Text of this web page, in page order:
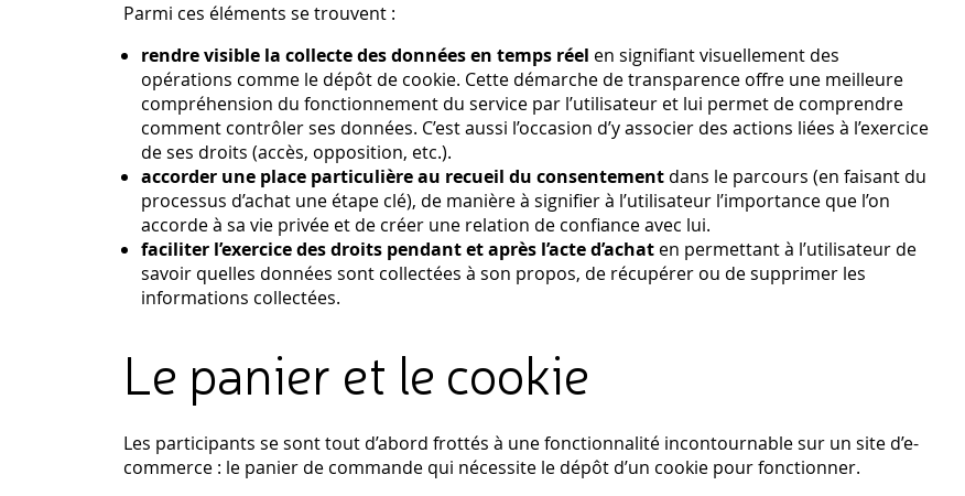
Parmi ces éléments se trouvent :
rendre visible la collecte des données en temps réel en signifiant visuellement des
opérations comme le dépôt de cookie. Cette démarche de transparence offre une meilleure
compréhension du fonctionnement du service par l’utilisateur et lui permet de comprendre
comment contrôler ses données. C’est aussi l’occasion d’y associer des actions liées à l’exercice
de ses droits (accès, opposition, etc.).
accorder une place particulière au recueil du consentement dans le parcours (en faisant du
processus d’achat une étape clé), de manière à signifier à l’utilisateur l’importance que l’on
accorde à sa vie privée et de créer une relation de confiance avec lui.
faciliter l’exercice des droits pendant et après l’acte d’achat en permettant à l’utilisateur de
savoir quelles données sont collectées à son propos, de récupérer ou de supprimer les
informations collectées.
Le panier et le cookie
Les participants se sont tout d’abord frottés à une fonctionnalité incontournable sur un site d’e-
commerce : le panier de commande qui nécessite le dépôt d’un cookie pour fonctionner.